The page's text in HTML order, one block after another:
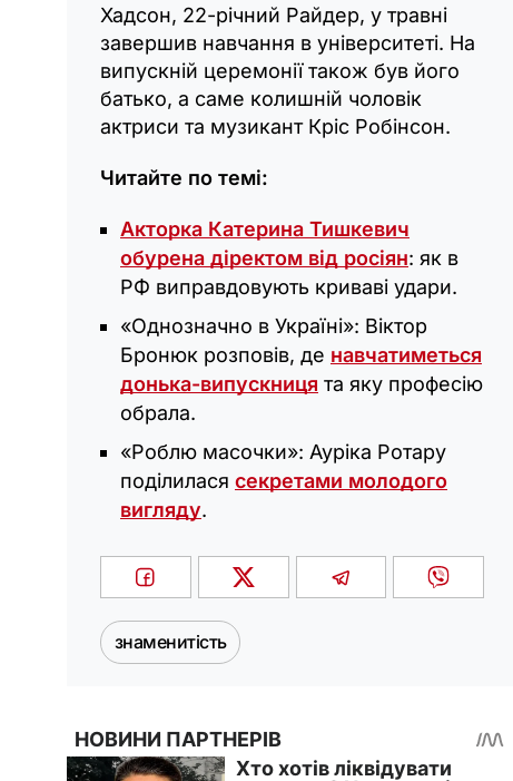
Хадсон, 22-річний Райдер, у травні
завершив навчання в університеті. На
випускній церемонії також був його
батько, а саме колишній чоловік
актриси та музикант Кріс Робінсон.
Читайте по темі:
Акторка Катерина Тишкевич
обурена діректом від росіян: як в
РФ виправдовують криваві удари.
«Однозначно в Україні»: Віктор
Бронюк розповів, де навчатиметься
донька-випускниця та яку професію
обрала.
«Роблю масочки»: Ауріка Ротару
поділилася секретами молодого
вигляду.
знаменитість